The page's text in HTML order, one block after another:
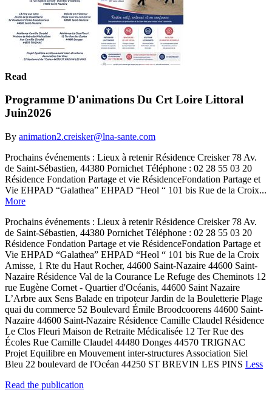
Read
Programme D'animations Du Crt Loire Littoral
Juin2026
By animation2.creisker@lna-sante.com
Prochains événements : Lieux à retenir Résidence Creisker 78 Av.
de Saint-Sébastien, 44380 Pornichet Téléphone : 02 28 55 03 20
Résidence Fondation Partage et vie RésidenceFondation Partage et
Vie EHPAD “Galathea” EHPAD “Heol “ 101 bis Rue de la Croix...
More
Prochains événements : Lieux à retenir Résidence Creisker 78 Av.
de Saint-Sébastien, 44380 Pornichet Téléphone : 02 28 55 03 20
Résidence Fondation Partage et vie RésidenceFondation Partage et
Vie EHPAD “Galathea” EHPAD “Heol “ 101 bis Rue de la Croix
Amisse, 1 Rte du Haut Rocher, 44600 Saint-Nazaire 44600 Saint-
Nazaire Résidence Val de la Courance Le Refuge des Cheminots 12
rue Eugène Cornet - Quartier d'Océanis, 44600 Saint Nazaire
L’Arbre aux Sens Balade en tripoteur Jardin de la Bouletterie Plage
quai du commerce 52 Boulevard Émile Broodcoorens 44600 Saint-
Nazaire 44600 Saint-Nazaire Résidence Camille Claudel Résidence
Le Clos Fleuri Maison de Retraite Médicalisée 12 Ter Rue des
Écoles Rue Camille Claudel 44480 Donges 44570 TRIGNAC
Projet Equilibre en Mouvement inter-structures Association Siel
Bleu 22 boulevard de l'Océan 44250 ST BREVIN LES PINS Less
Read the publication